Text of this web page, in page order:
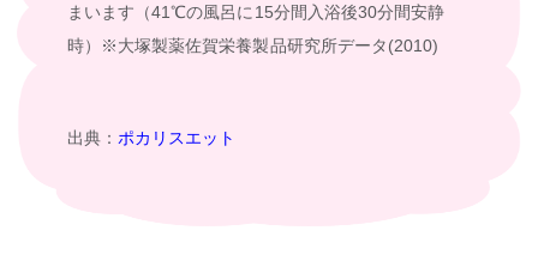
まいます（41℃の風呂に15分間入浴後30分間安静
時）※大塚製薬佐賀栄養製品研究所データ(2010)
出典： ポカリスエット